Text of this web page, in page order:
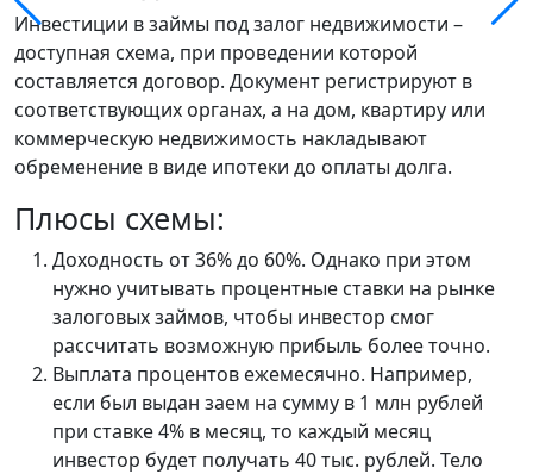
Инвестиции в займы под залог недвижимости –
доступная схема, при проведении которой
составляется договор. Документ регистрируют в
соответствующих органах, а на дом, квартиру или
коммерческую недвижимость накладывают
обременение в виде ипотеки до оплаты долга.
Плюсы схемы:
Доходность от 36% до 60%. Однако при этом
нужно учитывать процентные ставки на рынке
залоговых займов, чтобы инвестор смог
рассчитать возможную прибыль более точно.
Выплата процентов ежемесячно. Например,
если был выдан заем на сумму в 1 млн рублей
при ставке 4% в месяц, то каждый месяц
инвестор будет получать 40 тыс. рублей. Тело